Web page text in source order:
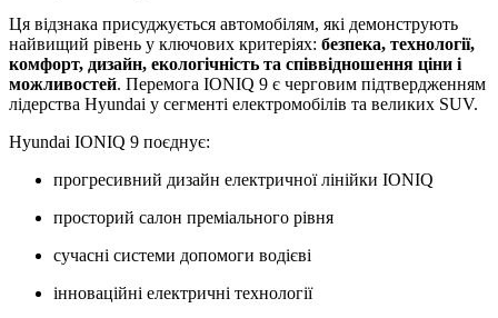
Ця відзнака присуджується автомобілям, які демонструють
найвищий рівень у ключових критеріях: безпека, технології,
комфорт, дизайн, екологічність та співвідношення ціни і
можливостей. Перемога IONIQ 9 є черговим підтвердженням
лідерства Hyundai у сегменті електромобілів та великих SUV.
Hyundai IONIQ 9 поєднує:
прогресивний дизайн електричної лінійки IONIQ
просторий салон преміального рівня
сучасні системи допомоги водієві
інноваційні електричні технології